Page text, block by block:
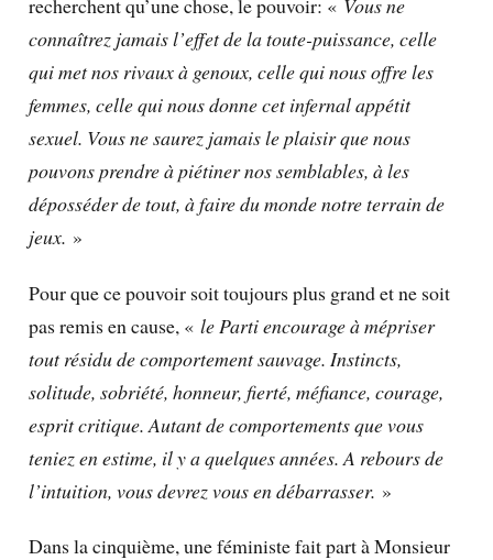
recherchent qu’une chose, le pouvoir: « Vous ne
connaîtrez jamais l’effet de la toute-puissance, celle
qui met nos rivaux à genoux, celle qui nous offre les
femmes, celle qui nous donne cet infernal appétit
sexuel. Vous ne saurez jamais le plaisir que nous
pouvons prendre à piétiner nos semblables, à les
déposséder de tout, à faire du monde notre terrain de
jeux. »
Pour que ce pouvoir soit toujours plus grand et ne soit
pas remis en cause, « le Parti encourage à mépriser
tout résidu de comportement sauvage. Instincts,
solitude, sobriété, honneur, fierté, méfiance, courage,
esprit critique. Autant de comportements que vous
teniez en estime, il y a quelques années. A rebours de
l’intuition, vous devrez vous en débarrasser. »
Dans la cinquième, une féministe fait part à Monsieur